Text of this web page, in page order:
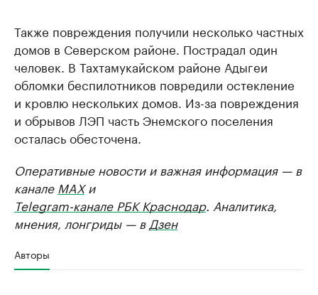
Также повреждения получили несколько частных
домов в Северском районе. Пострадал один
человек. В Тахтамукайском районе Адыгеи
обломки беспилотников повредили остекление
и кровлю нескольких домов. Из-за повреждения
и обрывов ЛЭП часть Энемского поселения
осталась обесточена.
Оперативные новости и важная информация — в
канале MAXи
Telegram-канале РБК Краснодар. Аналитика,
мнения, лонгриды — в Дзен
Авторы